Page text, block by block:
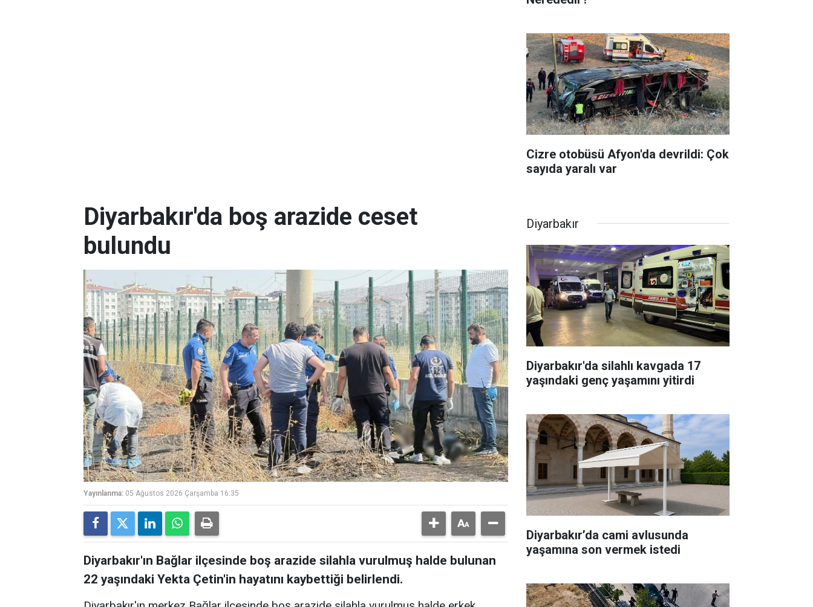
Cizre otobüsü Afyon'da devrildi: Çok
sayıda yaralı var
Diyarbakır'da boş arazide ceset
bulundu
Yayınlanma: 05 Ağustos 2026 Çarşamba 16:35
Diyarbakır'ın Bağlar ilçesinde boş arazide silahla vurulmuş halde bulunan
22 yaşındaki Yekta Çetin'in hayatını kaybettiği belirlendi.
Diyarbakır
Diyarbakır'da silahlı kavgada 17
yaşındaki genç yaşamını yitirdi
Diyarbakır’da cami avlusunda
yaşamına son vermek istedi